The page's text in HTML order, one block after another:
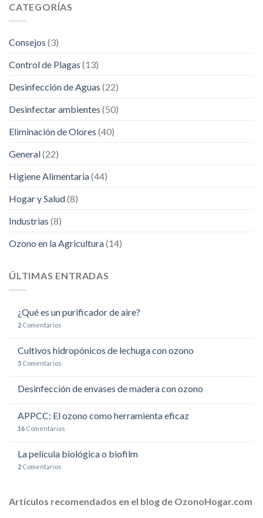
CATEGORÍAS
Consejos (3)
Control de Plagas (13)
Desinfección de Aguas (22)
Desinfectar ambientes (50)
Eliminación de Olores (40)
General(22)
Higiene Alimentaria(44)
Hogar y Salud(8)
Industrias (8)
Ozono en la Agricultura(14)
ÚLTIMAS ENTRADAS
¿Qué es un purificador de aire?
2 Comentarios
Cultivos hidropónicos de lechuga con ozono
5 Comentarios
Desinfección de envases de madera con ozono
APPCC: El ozono como herramienta eficaz
16 Comentarios
La película biológica o biofilm
2 Comentarios
Artículos recomendados en el blog de OzonoHogar.com